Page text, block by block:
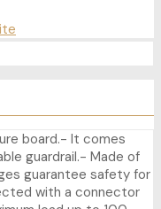
board.- It comes
guardrail.- Made of
guarantee safety for
with a connector